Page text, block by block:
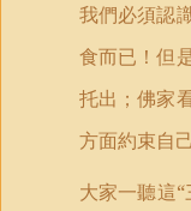
我們必須認
食而已！但
托出；佛家
方面約束自己
大家一聽這